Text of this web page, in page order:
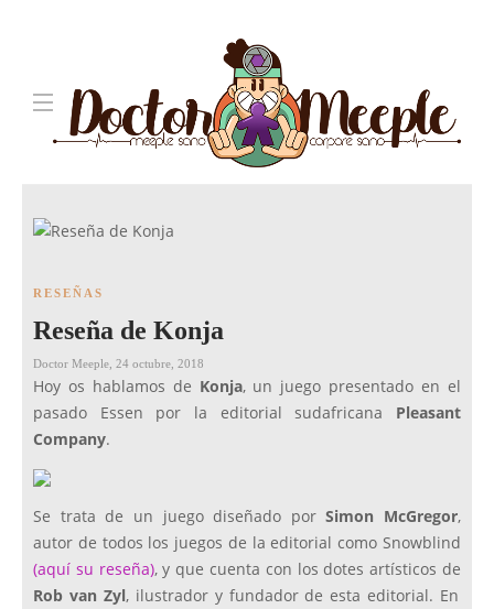
RESEÑAS
Reseña de Konja
Doctor Meeple 24 octubre, 2018
Hoy os hablamos de Konja, un juego presentado en el
pasado Essen por la editorial sudafricana Pleasant
Company.
Se trata de un juego diseñado porSimon McGregor,
autor de todos los juegos de la editorial como Snowblind
(aquí su reseña), y que cuenta con los dotes artísticos de
Rob van Zyl, ilustrador y fundador de esta editorial. En